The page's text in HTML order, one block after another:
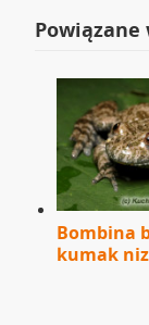
Powiązane
Bombina
kumak